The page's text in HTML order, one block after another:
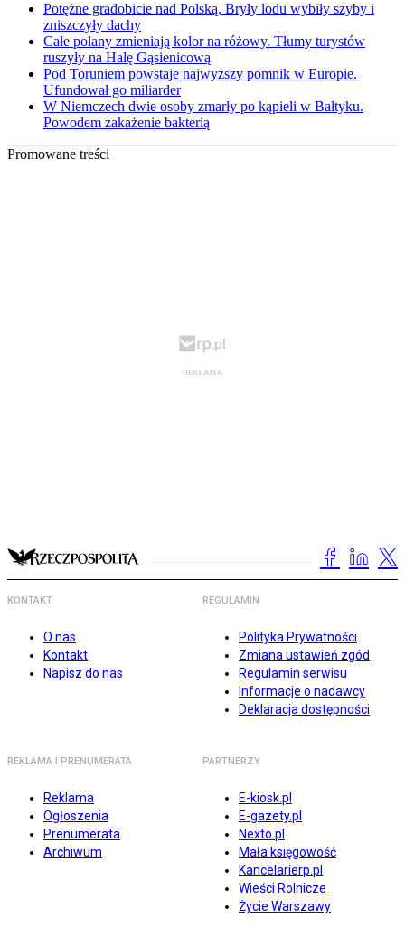
Potężne gradobicie nad Polską. Bryły lodu wybiły szyby i
zniszczyły dachy
Całe polany zmieniają kolor na różowy. Tłumy turystów
ruszyły na Halę Gąsienicową
Pod Toruniem powstaje najwyższy pomnik w Europie.
Ufundował go miliarder
W Niemczech dwie osoby zmarły po kąpieli w Bałtyku.
Powodem zakażenie bakterią
Promowane treści
KONTAKT
O nas
Kontakt
Napisz do nas
REGULAMIN
Polityka Prywatności
Zmiana ustawień zgód
Regulamin serwisu
Informacje o nadawcy
Deklaracja dostępności
REKLAMA I PRENUMERATA
Reklama
Ogłoszenia
Prenumerata
Archiwum
PARTNERZY
E-kiosk.pl
E-gazety.pl
Nexto.pl
Mała księgowość
Kancelarierp.pl
Wieści Rolnicze
Życie Warszawy